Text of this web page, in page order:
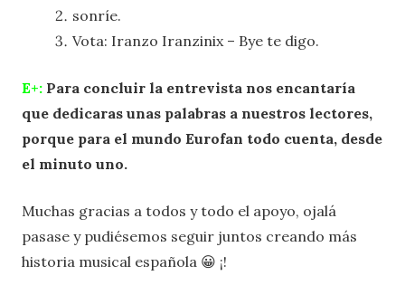
sonríe.
Vota: Iranzo Iranzinix – Bye te digo.
E+: Para concluir la entrevista nos encantaría
que dedicaras unas palabras a nuestros lectores,
porque para el mundo Eurofan todo cuenta, desde
el minuto uno.
Muchas gracias a todos y todo el apoyo, ojalá
pasase y pudiésemos seguir juntos creando más
historia musical española 😀 ¡!